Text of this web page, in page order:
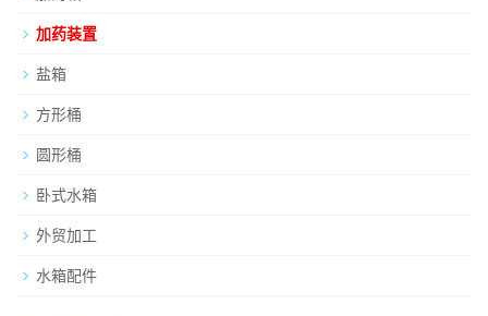
加药装置
盐箱
方形桶
圆形桶
卧式水箱
外贸加工
水箱配件